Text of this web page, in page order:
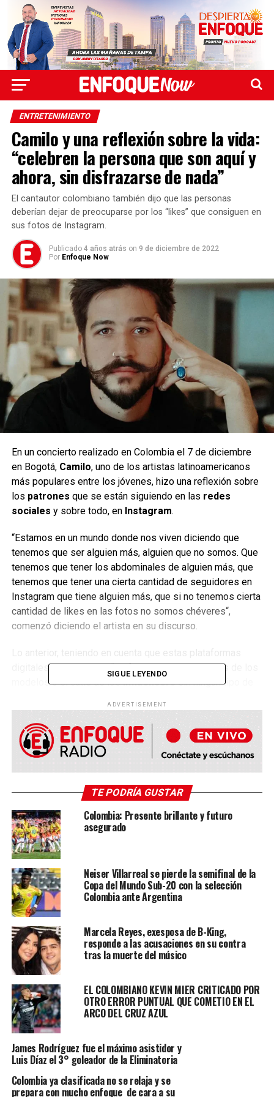
ENTRETENIMIENTO
Camilo y una reflexión sobre la vida:
“celebren la persona que son aquí y
ahora, sin disfrazarse de nada”
El cantautor colombiano también dijo que las personas
deberían dejar de preocuparse por los “likes” que consiguen en
sus fotos de Instagram.
Publicado 4 años atrás on 9 de diciembre de 2022
Por Enfoque Now
En un concierto realizado en Colombia el 7 de diciembre
en Bogotá, Camilo, uno de los artistas latinoamericanos
más populares entre los jóvenes, hizo una reflexión sobre
los patrones que se están siguiendo en las redes
sociales y sobre todo, en Instagram.
“Estamos en un mundo donde nos viven diciendo que
tenemos que ser alguien más, alguien que no somos. Que
tenemos que tener los abdominales de alguien más, que
tenemos que tener una cierta cantidad de seguidores en
Instagram que tiene alguien más, que si no tenemos cierta
cantidad de likes en las fotos no somos chéveres“,
comenzó diciendo el artista en su discurso.
digitales muestran una “perfección” en los cuerpos de los
modelos o el cutis de losinfluencerssin ningún tipo de
más sencilla posible junto a su esposa Evaluna, y quiso
transmitir a sus seguidores que puedan ser ellos mismos,
que se amen y no se preocupen por lavida “falsa”que
muchas personas tienen en redes sociales.
“Y se nos pasa la vida tratando de ser una persona que no
somos, y que probablemente no vamos a ser nunca. Y
perdemos la oportunidad de celebrar la persona que
somos aquí y ahora, sin disfrazarnos de nada. Yo creo
Bogotá que ustedes merecen ser celebrados, porque no
hay nadie como ustedes”, seguido de unos aplausos que
el mismoCamilohizo hacia el micrófono, el cual colocó
entre sus piernas.
Camilo es auténtico, y busca lo mismo para sus
seguidores
Francamente, Camilo parece un artesano. Su imagen está
perfectamente trabajada como para no pasar
desapercibido. Huye del típico estereotipo de artista,
diferenciándose de todo aquel que pueda ser
competencia. Un bigote inusual a día de hoy, vestimenta,
collares, pulseras y tatuajes, definen a una estrella poco
convencional. Por otro lado, como toda tribu, debe tener un
símbolo.
En este caso, dos manos entrelazadas que recuerdan a
SIGUE LEYENDO
ADVERTISEMENT
TE PODRÍA GUSTAR
Colombia: Presente brillante y futuro
asegurado
Neiser Villarreal se pierde la semifinal de la
Copa del Mundo Sub-20 con la selección
Colombia ante Argentina
Marcela Reyes, exesposa de B-King,
responde a las acusaciones en su contra
tras la muerte del músico
EL COLOMBIANO KEVIN MIER CRITICADO POR
OTRO ERROR PUNTUAL QUE COMETIO EN EL
ARCO DEL CRUZ AZUL
James Rodríguez fue el máximo asistidor y
Luis Díaz el 3° goleador de la Eliminatoria
Colombia ya clasificada no se relaja y se
prepara con mucho enfoque de cara a su